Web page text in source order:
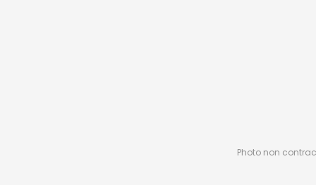
Photo non